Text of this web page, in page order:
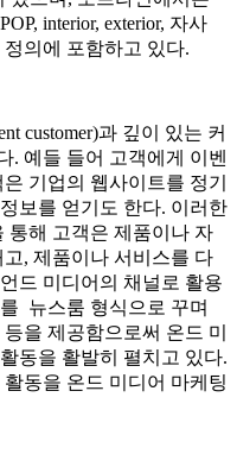
interior, exterior, 자사
의에 포함하고 있다.
customer)과 깊이 있는 커
. 예들 들어 고객에게 이벤
기업의 웹사이트를 정기
보를 얻기도 한다. 이러한
통해 고객은 제품이나 자
, 제품이나 서비스를 다
드 미디어의 채널로 활용
뉴스룸 형식으로 꾸며
을 제공함으로써 온드 미
동을 활발히 펼치고 있다.
동을 온드 미디어 마케팅